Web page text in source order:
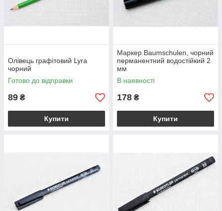
Олівець графітовий Lyra
чорний
Готово до відправки
89 ₴
Купити
Маркер Baumschulen, чорний
перманентний водостійкий 2
мм
В наявності
178 ₴
Купити